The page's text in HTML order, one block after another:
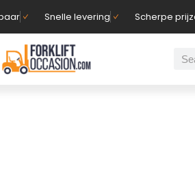
Snelle levering Scherpe